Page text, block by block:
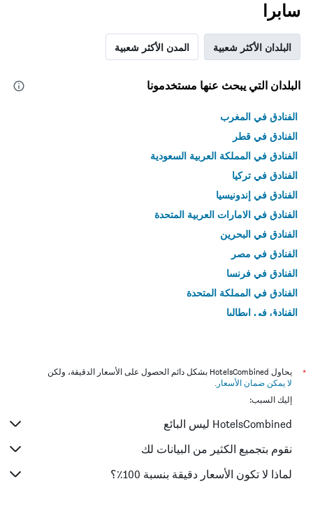
سابرا
البلدان الأكثر شعبية المدن الأكثر شعبية
البلدان التي يبحث عنها مستخدمونا
الفنادق في المغرب
الفنادق في قطر
الفنادق في المملكة العربية السعودية
الفنادق في تركيا
الفنادق في إندونيسيا
الفنادق في الامارات العربية المتحدة
الفنادق في البحرين
الفنادق في مصر
الفنادق في فرنسا
الفنادق في المملكة المتحدة
الفنادق في إيطاليا
*
يحاول HotelsCombined بشكل دائم الحصول على الأسعار الدقيقة، ولكن
لا يمكن ضمان الأسعار .
إليك السبب:
HotelsCombined ليس البائع
نقوم بتجميع الكثير من البيانات لك
لماذا لا تكون الأسعار دقيقة بنسبة 100٪؟